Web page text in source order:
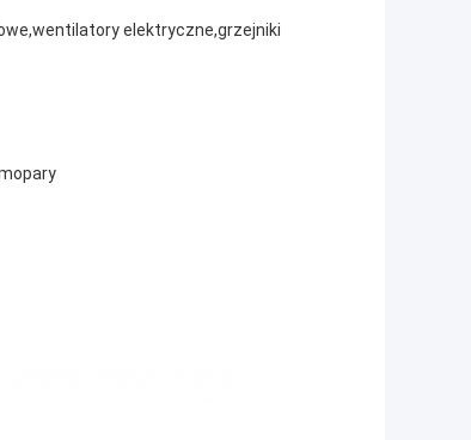
elektryczne,grzejniki